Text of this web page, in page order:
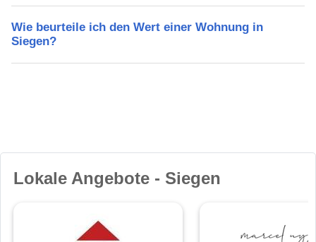
Wie beurteile ich den Wert einer Wohnung in
Siegen?
Lokale Angebote - Siegen